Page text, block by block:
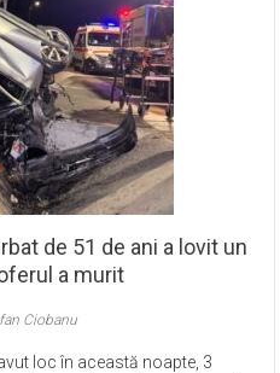
de 51 de ani a lovit un
a murit
Ciobanu
loc în această noapte, 3